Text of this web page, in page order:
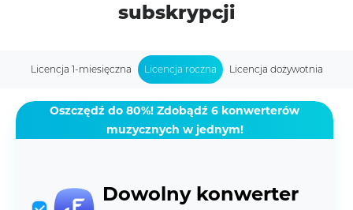
subskrypcji
Licencja 1-miesięczna Licencja roczna Licencja dożywotnia
Oszczędź do 80%! Zdobądź 6 konwerterów
muzycznych w jednym!
Dowolny konwerter